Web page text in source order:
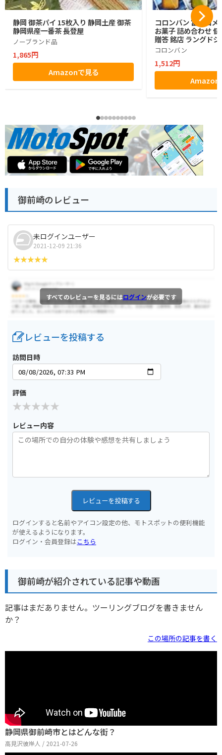
静岡 御茶パイ 15枚入り 静岡土産 御茶
静岡県産一番茶 長登屋
ノーブランド品
1,865円
Amazonで見る
コロンバン 富士山メ
お菓子 詰め合わせ
贈答 銘店 ラングド
コロンバン
1,512円
Amazon
御前崎のレビュー
未ログインユーザー
2021-12-09 21:36
すべてのレビューを見るにはログインが必要です
レビューを投稿する
訪問日時
評価
レビュー内容
レビューを投稿する
ログインすると名前やアイコン設定の他、モトスポットの便利機能
が使えるようになります。
ログイン・会員登録はこちら
御前崎が紹介されている記事や動画
記事はまだありません。ツーリングブログを書きません
か？
この場所の記事を書く
静岡県御前崎市とはどんな街？
高見沢彼岸人 / 2021-07-26